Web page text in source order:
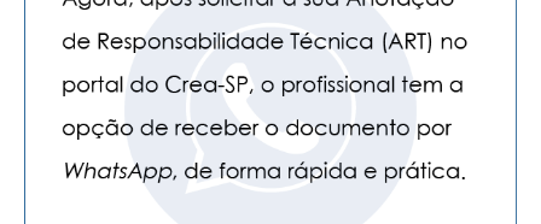
ATUALIZAÇÃO CADASTRAL
NÚCLEO JOVEM